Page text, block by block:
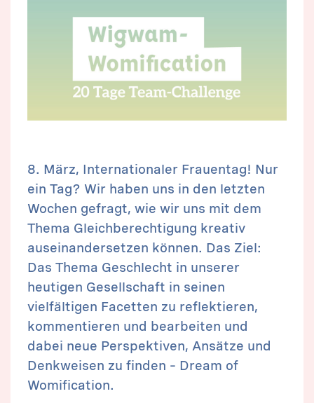
8. März, Internationaler Frauentag! Nur
ein Tag? Wir haben uns in den letzten
Wochen gefragt, wie wir uns mit dem
Thema Gleichberechtigung kreativ
auseinandersetzen können. Das Ziel:
Das Thema Geschlecht in unserer
heutigen Gesellschaft in seinen
vielfältigen Facetten zu reflektieren,
kommentieren und bearbeiten und
dabei neue Perspektiven, Ansätze und
Denkweisen zu finden – Dream of
Womification.